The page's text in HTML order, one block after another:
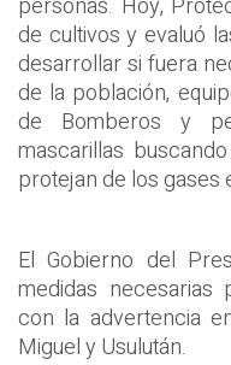
de cultivos y evaluó
desarrollar si fuera
de la población,
de Bomberos y
mascarillas
protejan de los gases
El Gobierno del
medidas
con la advertencia
Miguel y Usulután.